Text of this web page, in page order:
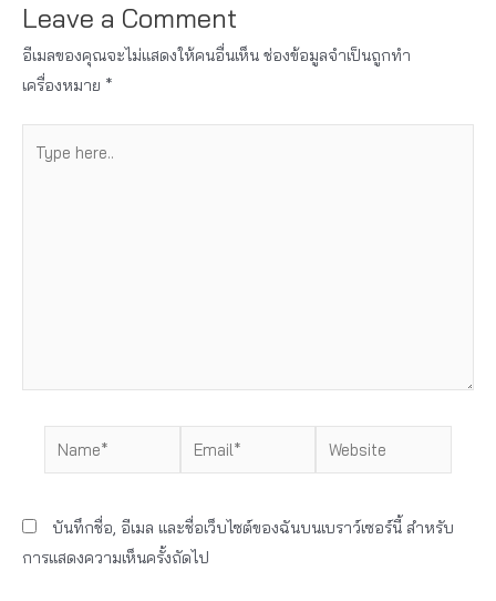
Leave a Comment
อีเมลของคุณจะไม่แสดงให้คนอื่นเห็น ช่องข้อมูลจำเป็นถูกทำ
เครื่องหมาย *
here..
Name* Email* Website
บันทึกชื่อ, อีเมล และชื่อเว็บไซต์ของฉันบนเบราว์เซอร์นี้ สำหรับ
การแสดงความเห็นครั้งถัดไป